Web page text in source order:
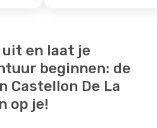
en laat je
beginnen: de
Castellon De La
op je!